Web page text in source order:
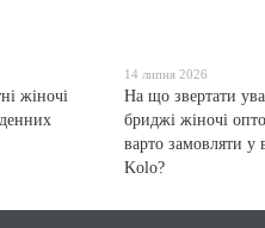
жіночі
14 липня 2026
На що звертати
бриджі жіночі
варто замовляти у
Kolo?